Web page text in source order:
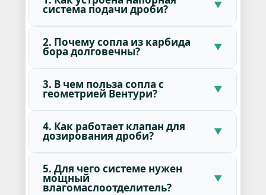
система подачи дроби?
2. Почему сопла из карбида
бора долговечны?
3. В чем польза сопла с
геометрией Вентури?
4. Как работает клапан для
дозирования дроби?
5. Для чего системе нужен
мощный
влагомаслоотделитель?